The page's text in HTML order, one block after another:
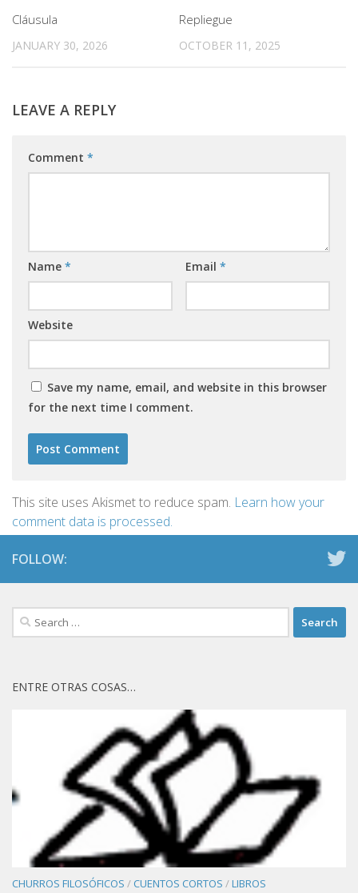
Cláusula
JANUARY 30, 2026
Repliegue
OCTOBER 11, 2025
LEAVE A REPLY
Comment *
Name * Email *
Website
Save my name, email, and website in this browser
for the next time I comment.
This site uses Akismet to reduce spam. Learn how your
comment data is processed.
FOLLOW:
Search
for:
ENTRE OTRAS COSAS…
CHURROS FILOSÓFICOS / CUENTOS CORTOS /LIBROS